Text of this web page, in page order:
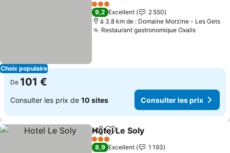
Choix populaire
3 Étoiles
9,2 Excellent
2 550
à 3.8 km de : Domaine Morzine - Les Gets
Restaurant gastronomique Oxalis
De 101 €
Consulter les prix de 10 sites Consulter les prix
PartagerAjouter à mes favoris
Hotel Le Soly
3 Étoiles
8,9 Excellent
1 193